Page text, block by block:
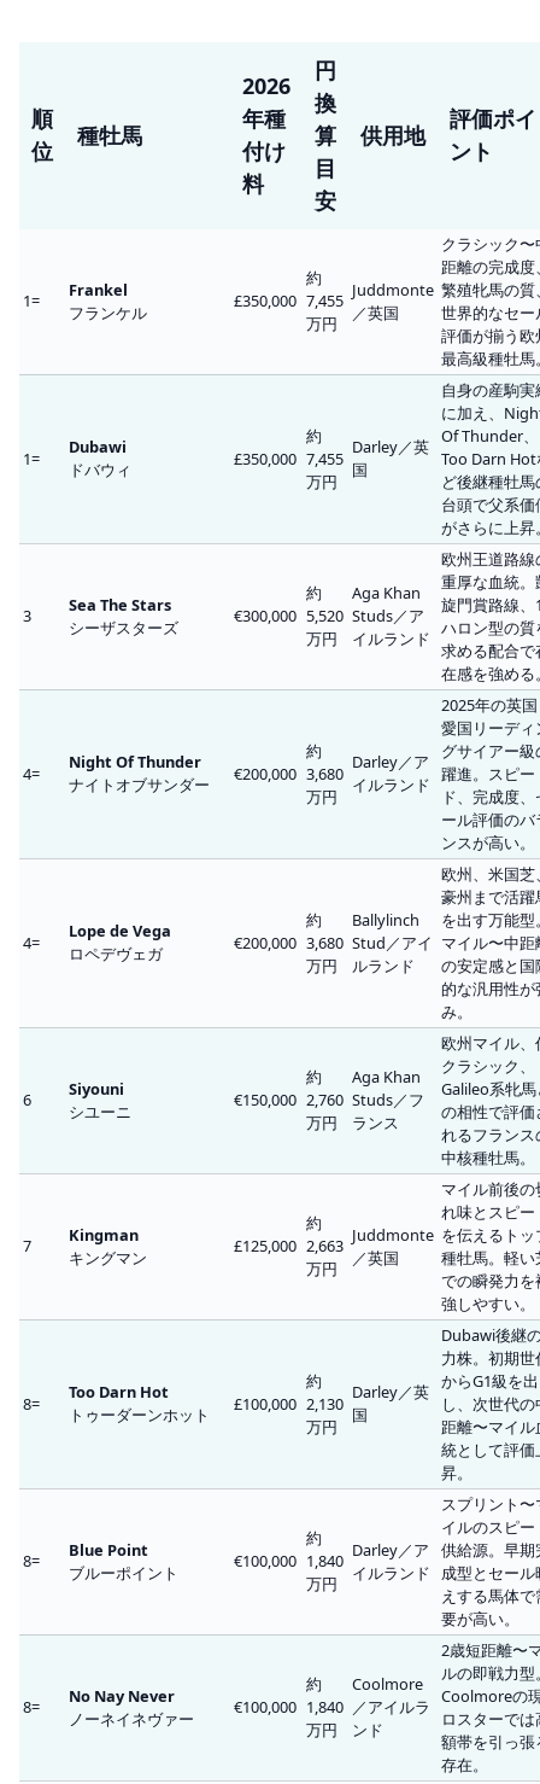
順
位
種牡馬
2026
年種
付け
料
円
換
算
目
安
供用地
評価ポイ
ント
1=
Frankel
フランケル
£350,000
約
7,455
万円
Juddmonte
／英国
クラシック〜
距離の完成度
繁殖牝馬の質
世界的なセー
評価が揃う欧
最高級種牡馬
1=
Dubawi
ドバウィ
£350,000
約
7,455
万円
Darley／英
国
自身の産駒実
に加え、
Of Thunder、
Too Darn Hot
ど後継種牡馬
台頭で父系価
がさらに上昇
3
Sea The Stars
シーザスターズ
€300,000
約
5,520
万円
Aga Khan
Studs／ア
イルランド
欧州王道路線
重厚な血統。
旋門賞路線、
ハロン型の質
求める配合で
在感を強める
4=
Night Of Thunder
ナイトオブサンダー
€200,000
約
3,680
万円
Darley／ア
イルランド
2025年の英
愛国リーディ
グサイアー級
躍進。スピー
ド、完成度、
ール評価のバ
ンスが高い。
4=
Lope de Vega
ロペデヴェガ
€200,000
約
3,680
万円
Ballylinch
Stud／アイ
ルランド
欧州、米国芝
豪州まで活躍
を出す万能型
マイル〜中距
の安定感と国
的な汎用性が
み。
6
Siyouni
シユーニ
€150,000
約
2,760
万円
Aga Khan
Studs／フ
ランス
欧州マイル、
クラシック、
Galileo系牝馬
の相性で評価
れるフランス
中核種牡馬。
7
Kingman
キングマン
£125,000
約
2,663
万円
Juddmonte
／英国
マイル前後の
れ味とスピー
を伝えるトッ
種牡馬。軽い
での瞬発力を
強しやすい。
8=
Too Darn Hot
トゥーダーンホット
£100,000
約
2,130
万円
Darley／英
国
Dubawi後継
力株。初期世
からG1級を出
し、次世代の
距離〜マイル
統として評価
昇。
8=
Blue Point
ブルーポイント
€100,000
約
1,840
万円
Darley／ア
イルランド
スプリント〜
イルのスピー
供給源。早期
成型とセール
えする馬体で
要が高い。
8=
No Nay Never
ノーネイネヴァー
€100,000
約
1,840
万円
Coolmore
／アイルラ
ンド
2歳短距離〜
ルの即戦力型
Coolmoreの
ロスターでは
額帯を引っ張
存在。